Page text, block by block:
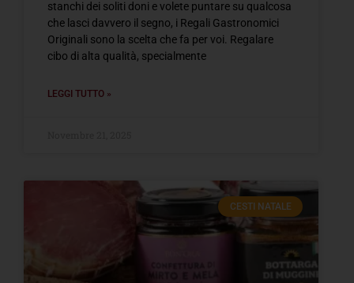
stanchi dei soliti doni e volete puntare su qualcosa
che lasci davvero il segno, i Regali Gastronomici
Originali sono la scelta che fa per voi. Regalare
cibo di alta qualità, specialmente
LEGGI TUTTO »
CESTI NATALE